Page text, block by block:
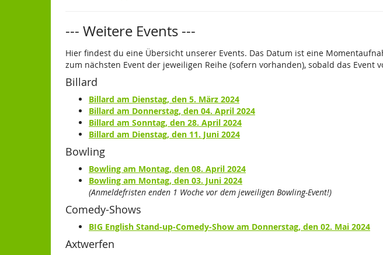
--- Weitere Events ---
Hier findest du eine Übersicht unserer Events. Das Datum ist eine
zum nächsten Event der jeweiligen Reihe (sofern vorhanden), sobald das Event
Billard
Billard am Dienstag, den 5. März 2024
Billard am Donnerstag, den 04. April 2024
Billard am Sonntag, den 28. April 2024
Billard am Dienstag, den 11. Juni 2024
Bowling
Bowling am Montag, den 08. April 2024
Bowling am Montag, den 03. Juni 2024
(Anmeldefristen enden 1 Woche vor dem jeweiligen Bowling-Event!)
Comedy-Shows
BIG English Stand-up-Comedy-Show am Donnerstag, den 02. Mai 2024
Axtwerfen